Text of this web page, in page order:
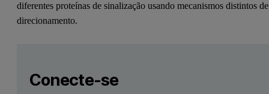
diferentes proteínas de sinalização usando mecanismos distintos de
direcionamento.
A reprodução de plantas depende do crescimento
Conecte-se